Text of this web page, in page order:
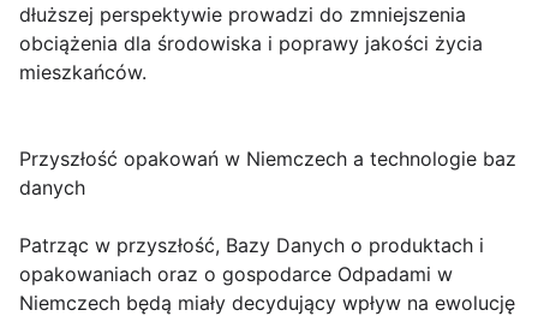
dłuższej perspektywie prowadzi do zmniejszenia
obciążenia dla środowiska i poprawy jakości życia
mieszkańców.
Przyszłość opakowań w Niemczech a technologie baz
danych
Patrząc w przyszłość, Bazy Danych o produktach i
opakowaniach oraz o gospodarce Odpadami w
Niemczech będą miały decydujący wpływ na ewolucję